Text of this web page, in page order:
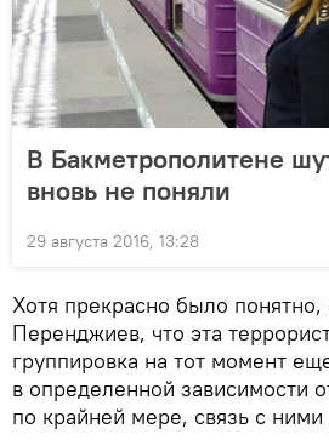
В Бакметрополитене
вновь не поняли
29 августа 2016, 13:28
Хотя прекрасно было понятно,
Перенджиев, что эта
группировка на тот момент
в определенной зависимости
по крайней мере, связь с ними